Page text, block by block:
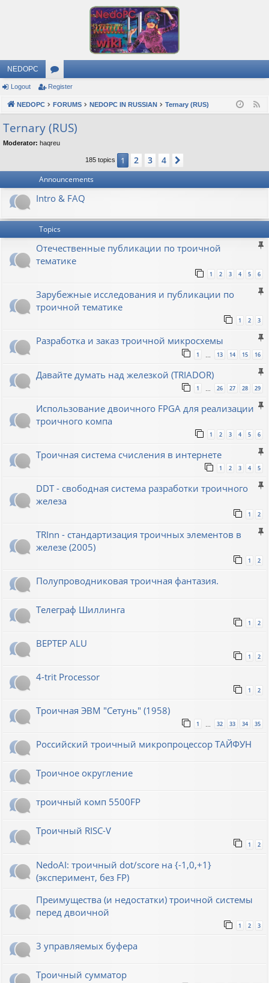
NEDOPC
or
u
m
s
Logout Register
NEDOPC FORUMS NEDOPC IN RUSSIAN Ternary (RUS)
Ternary (RUS)
Moderator: haqreu
185 topics 1 2 3 4
Announcements
Intro & FAQ
Topics
Отечественные публикации по троичной
тематике
1 2 3 4 5 6
Зарубежные исследования и публикации по
троичной тематике
1 2 3
Разработка и заказ троичной микросхемы
1 13 14 15 16
Давайте думать над железкой (TRIADOR)
1 26 27 28 29
Использование двоичного FPGA для реализации
троичного компа
1 2 3 4 5 6
Троичная система счисления в интернете
1 2 3 4 5
DDT - свободная система разработки троичного
железа
1 2
TRInn - стандартизация троичных элементов в
железе (2005)
1 2
Полупроводниковая троичная фантазия.
Телеграф Шиллинга
1 2
BEPTEP ALU
1 2
4-trit Processor
1 2
Троичная ЭВМ "Сетунь" (1958)
1 … 32 33 34 35
Российский троичный микропроцессор ТАЙФУН
Троичное округление
троичный комп 5500FP
Троичный RISC-V
1 2
NedoAI: троичный dot/score на {-1,0,+1}
(эксперимент, без FP)
Преимущества (и недостатки) троичной системы
перед двоичной
1 2 3
3 управляемых буфера
Троичный сумматор